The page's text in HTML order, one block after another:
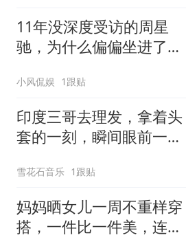
11年没深度受访的周星
驰，为什么偏偏坐进了董
小风侃娱 1跟贴
印度三哥去理发，拿着头
套的一刻，瞬间眼前一
雪花石音乐 1跟贴
妈妈晒女儿一周不重样穿
搭，一件比一件美，连发